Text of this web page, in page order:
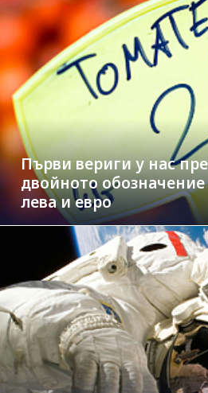
Първи вериги у нас
двойното
лева и евро